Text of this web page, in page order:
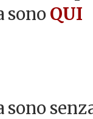
sono QUI
sono